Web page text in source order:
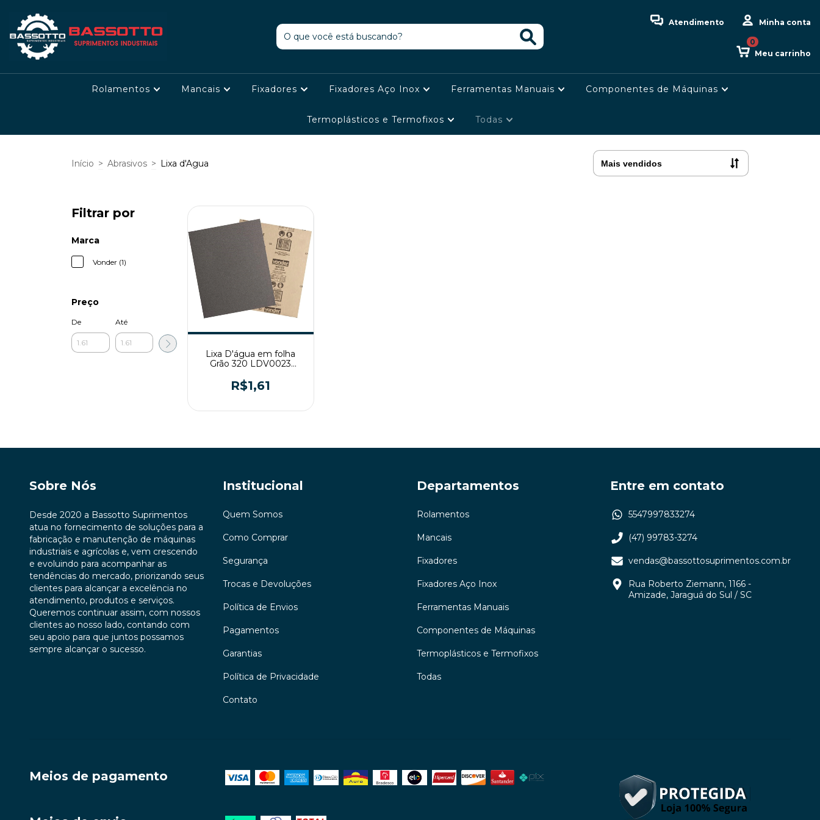
Atendimento Minha conta
Meu carrinho
0
Rolamentos Mancais Fixadores Fixadores Aço Inox Ferramentas Manuais Componentes de Máquinas
Termoplásticos e Termofixos Todas
Início > Abrasivos > Lixa d'Agua
Filtrar por
Marca
Vonder (1)
Preço
De Até
Lixa D'água em folha
Grão 320 LDV0023
R$1,61
Sobre Nós
Desde 2020 a Bassotto Suprimentos
atua no fornecimento de soluções para a
fabricação e manutenção de máquinas
industriais e agrícolas e, vem crescendo
e evoluindo para acompanhar as
tendências do mercado, priorizando seus
clientes para alcançar a excelência no
atendimento, produtos e serviços.
Queremos continuar assim, com nossos
clientes ao nosso lado, contando com
seu apoio para que juntos possamos
sempre alcançar o sucesso.
Institucional
Quem Somos
Como Comprar
Segurança
Trocas e Devoluções
Política de Envios
Pagamentos
Garantias
Política de Privacidade
Contato
Departamentos
Rolamentos
Mancais
Fixadores
Fixadores Aço Inox
Ferramentas Manuais
Componentes de Máquinas
Termoplásticos e Termofixos
Todas
Entre em contato
5547997833274
(47) 99783-3274
vendas@bassottosuprimentos.com.br
Rua Roberto Ziemann, 1166 -
Amizade, Jaraguá do Sul / SC
Meios de pagamento